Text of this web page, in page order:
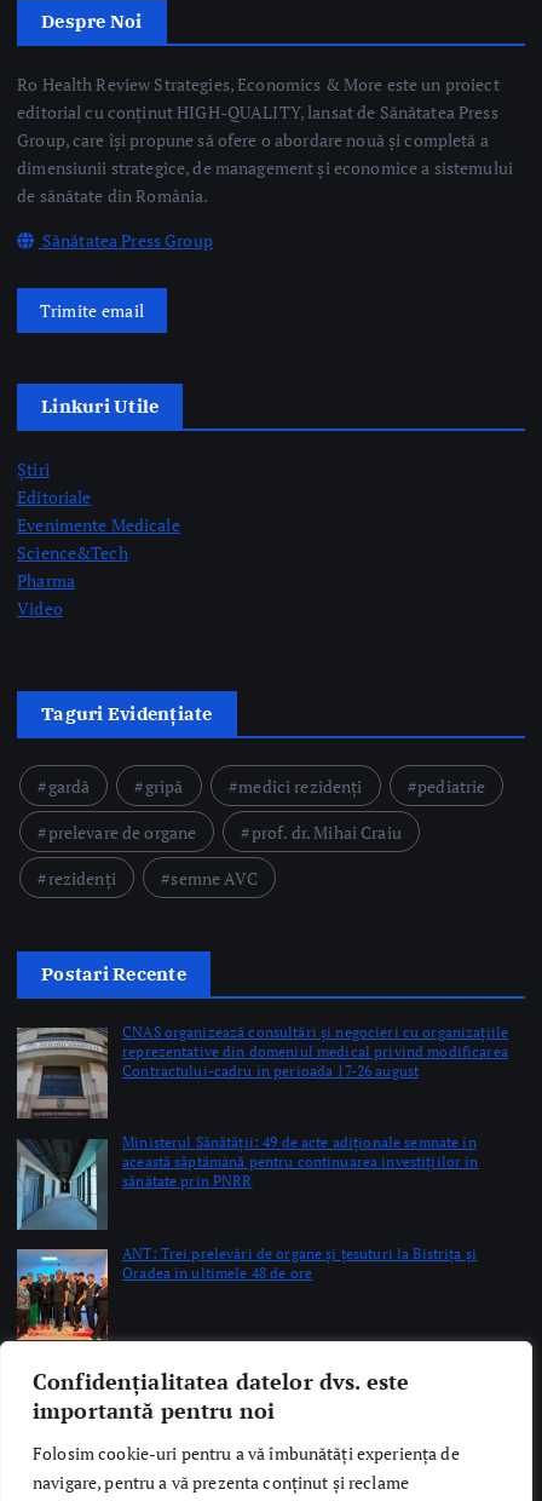
Confidențialitatea datelor dvs. este
importantă pentru noi
Folosim cookie-uri pentru a vă îmbunătăți experiența de
navigare, pentru a vă prezenta conținut și reclame
dimensiunii strategice, de management și economice a sistemului
de sănătate din România.
Sănătatea Press Group
Trimite email
Linkuri Utile
Știri
Science&Tech
Pharma
Taguri Evidențiate
rezidenți
semne AVC
Postari Recente
CNAS organizează consultări și negocieri cu organizațiile
reprezentative din domeniul medical privind modificarea
sănătate prin PNRR
by Briana Teodorescu
by Briana Teodorescu
Copyright © 2026 Ro Health Review | Powered by
Group